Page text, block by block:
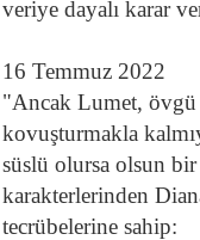
veriye dayalı karar
16 Temmuz 2022
"Ancak Lumet, övgü
kovuşturmakla
süslü olursa olsun
karakterlerinden
tecrübelerine sahip: